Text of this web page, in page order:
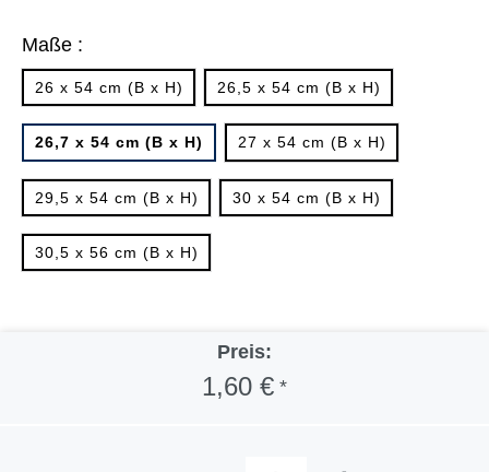
Maße :
26 x 54 cm (B x H) 26,5 x 54 cm (B x H)
26,7 x 54 cm (B x H) 27 x 54 cm (B x H)
29,5 x 54 cm (B x H) 30 x 54 cm (B x H)
30,5 x 56 cm (B x H)
Preis:
1,60 € *